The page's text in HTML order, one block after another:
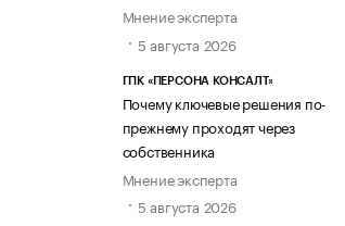
Мнение эксперта
5 августа 2026
ГПК «ПЕРСОНА КОНСАЛТ»
Почему ключевые решения по-
прежнему проходят через
собственника
Мнение эксперта
5 августа 2026